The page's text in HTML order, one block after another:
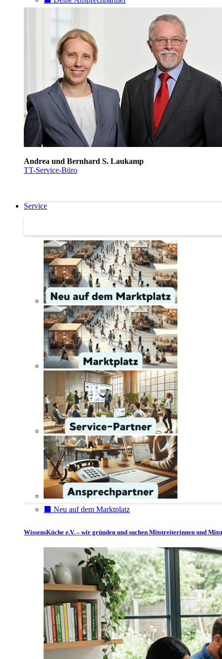
Andrea und Bernhard S. Laukamp
TT-Service-Büro
Service
⬛️ Neu auf dem Marktplatz
WissensKüche e.V. – wir gründen und suchen Mitstreiterinnen und